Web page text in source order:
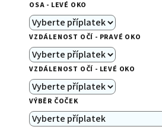
OSA - LEVÉ OKO
VZDÁLENOST OČÍ - PRAVÉ OKO
VZDÁLENOST OČÍ - LEVÉ OKO
VÝBĚR ČOČEK